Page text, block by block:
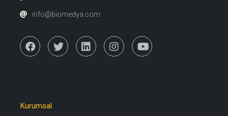
info@biomedya.com
Kurumsal